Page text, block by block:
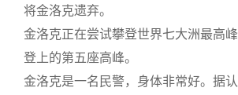
将金洛克遗弃。
金洛克正在尝试攀登世界七大洲最高
登上的第五座高峰。
金洛克是一名民警，身体非常好。据